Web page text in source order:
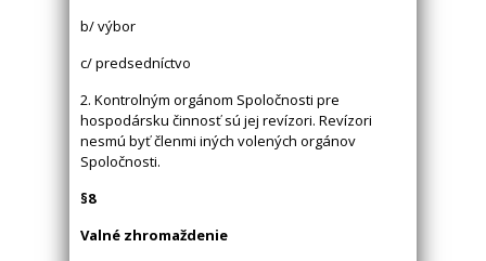
b/ výbor
c/ predsedníctvo
2. Kontrolným orgánom Spoločnosti pre
hospodársku činnosť sú jej revízori. Revízori
nesmú byť členmi iných volených orgánov
Spoločnosti.
§8
Valné zhromaždenie